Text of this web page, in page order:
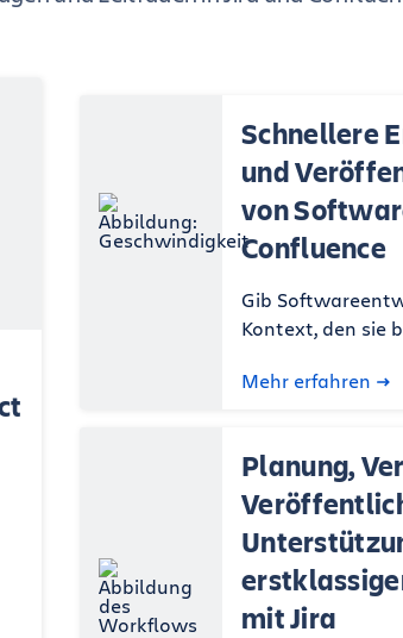
Schnellere
und
von
Confluence
Gib
Kontext, den sie
Mehr erfahren
Planung,
mit Jira